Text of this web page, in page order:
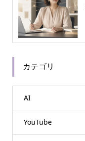
カテゴリ
AI
YouTube